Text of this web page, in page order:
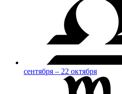
сентября – 22 октября